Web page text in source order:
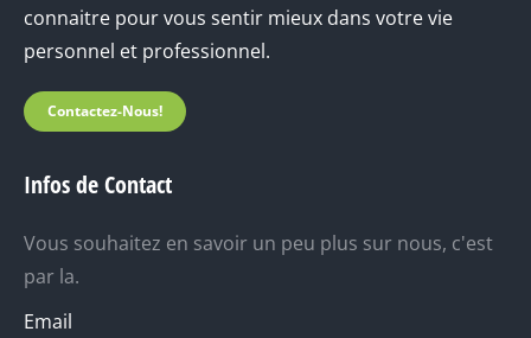
connaitre pour vous sentir mieux dans votre vie
personnel et professionnel.
Contactez-Nous!
Infos de Contact
Vous souhaitez en savoir un peu plus sur nous, c'est
par la.
Email